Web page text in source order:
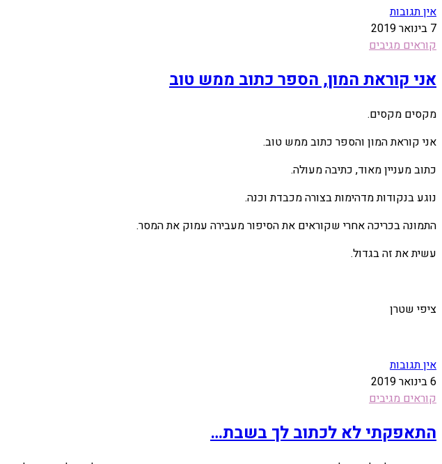
אין תגובות
7 בינואר 2019
קוראים מגיבים
אני קוראת המון, הספר כתוב ממש טוב
מקסים מקסים.
אני קוראת המון והספר כתוב ממש טוב.
כתוב מעניין מאוד, כתיבה מעולה.
נוגע בנקודות מדהימות בצורה מכבדת וכנה.
התמונה בכריכה אחרי שקוראים את הסיפור מעבירה עמוק את המסר.
עשית את זה בגדול.
ציפי שטרן
אין תגובות
6 בינואר 2019
קוראים מגיבים
התאפקתי לא לכתוב לך בשבת…